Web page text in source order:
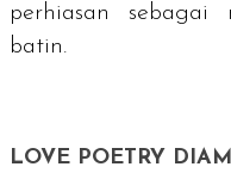
perhiasan sebagai
batin.
LOVE POETRY